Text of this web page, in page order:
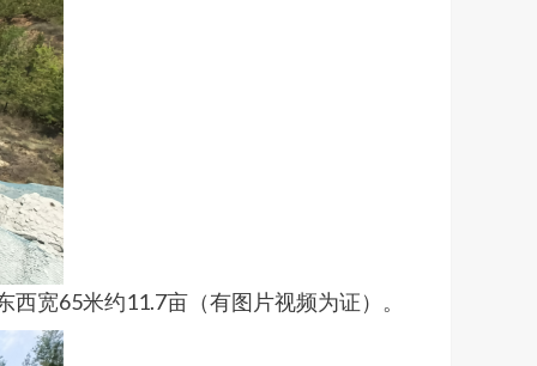
宽65米约11.7亩（有图片视频为证）。